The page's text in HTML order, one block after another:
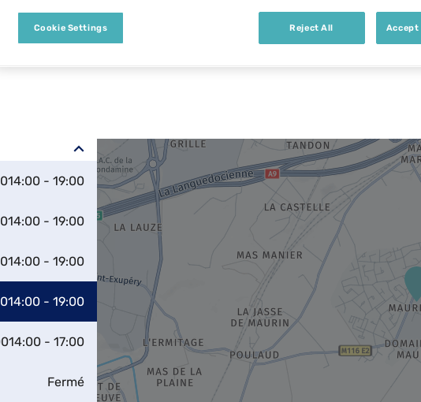
14:00 - 19:00
14:00 - 19:00
14:00 - 19:00
14:00 - 19:00
14:00 - 17:00
Fermé
Reject All Accept
Cookie Settings